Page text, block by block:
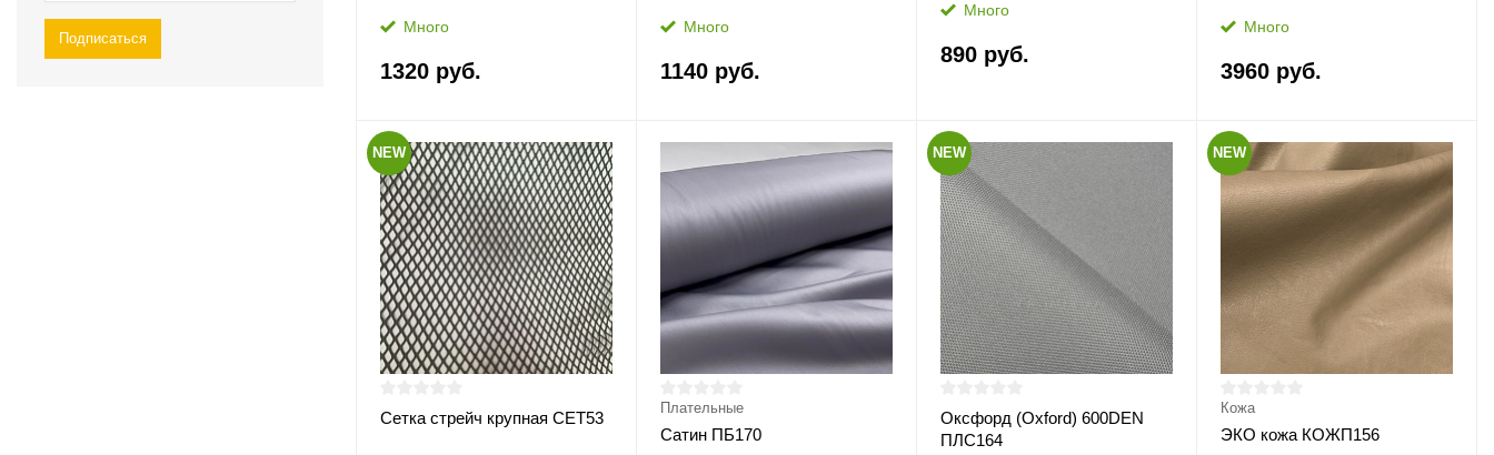
Подписаться
Много
1320 руб.
Много
1140 руб.
Много
890 руб.
Много
3960 руб.
NEW
Сетка стрейч крупная СЕТ53
Плательные
Сатин ПБ170
NEW
Оксфорд (Oxford) 600DEN
ПЛС164
NEW
Кожа
ЭКО кожа КОЖП156